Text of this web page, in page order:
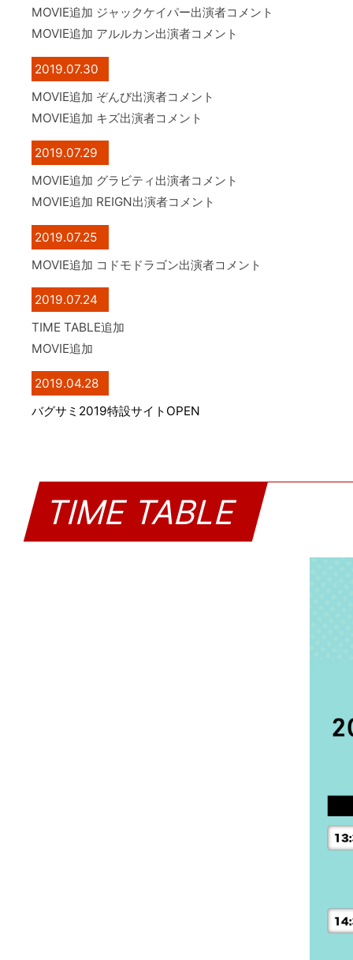
MOVIE追加 ジャックケイパー出演者コメント
MOVIE追加 アルルカン出演者コメント
2019.07.30
MOVIE追加 ぞんび出演者コメント
MOVIE追加 キズ出演者コメント
2019.07.29
MOVIE追加 グラビティ出演者コメント
MOVIE追加 REIGN出演者コメント
2019.07.25
MOVIE追加 コドモドラゴン出演者コメント
2019.07.24
TIME TABLE追加
MOVIE追加
2019.04.28
バグサミ2019特設サイトOPEN
TIME TABLE